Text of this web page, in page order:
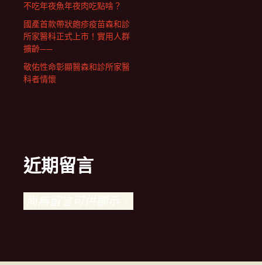
不吃年夜魚年夜肉吃點啥？
國產首款帶狀皰疹疫苗森和診
所家醫科正式上市！實用人群
擴齡——
敬佑性命彰顯醫森和診所家醫
科者情懷
近期留言
尚無留言可供顯示。